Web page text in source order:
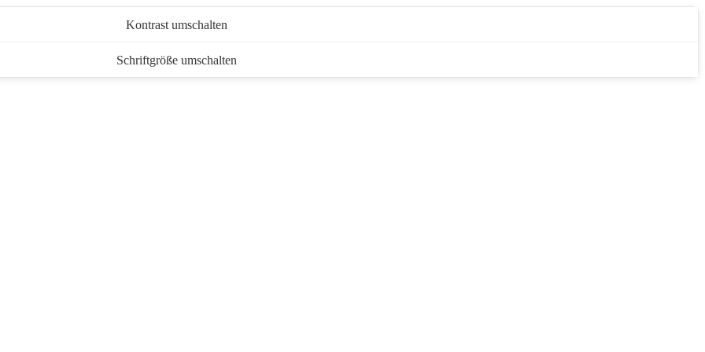
Kontrast umschalten
Schriftgröße umschalten